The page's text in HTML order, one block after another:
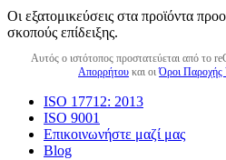
Οι εξατομικεύσεις στα προϊόντα
σκοπούς επίδειξης.
Αυτός ο ιστότοπος προστατεύεται από το
Απορρήτου και οιΌροι Παροχής
ISO 17712: 2013
ISO 9001
Επικοινωνήστε μαζί μας
Blog